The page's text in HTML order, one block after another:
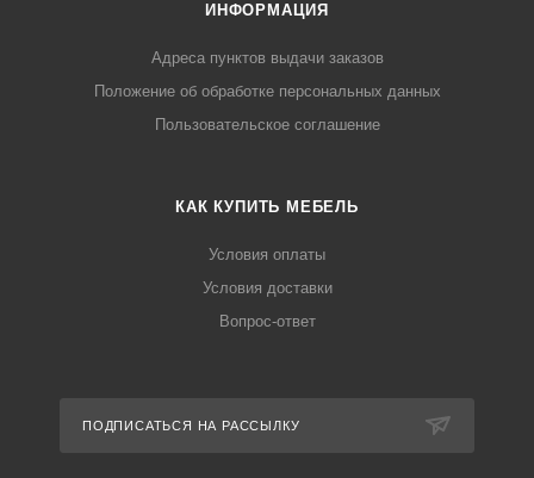
ИНФОРМАЦИЯ
Адреса пунктов выдачи заказов
Положение об обработке персональных данных
Пользовательское соглашение
КАК КУПИТЬ МЕБЕЛЬ
Условия оплаты
Условия доставки
Вопрос-ответ
ПОДПИСАТЬСЯ НА РАССЫЛКУ